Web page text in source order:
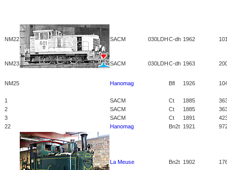
NM22 SACM 030LDH C-dh 1962
NM23 SACM 030LDH C-dh 1963
NM25 Hanomag Bfl 1926
1 SACM Ct 1885
2
SACM Ct 1885
3
SACM Ct 1891
22
Hanomag Bn2t 1921
La Meuse Bn2t 1902